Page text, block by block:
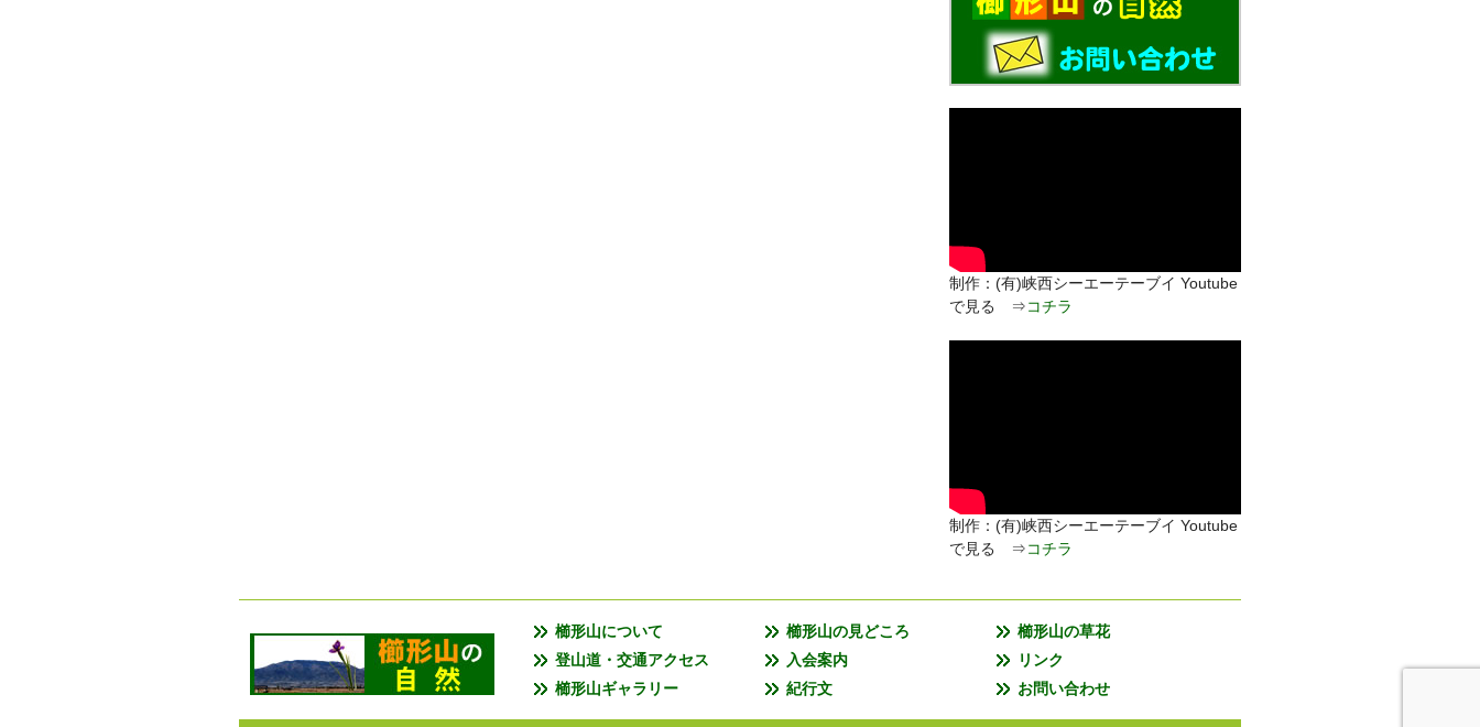
制作：(有)峡西シーエーテーブイ Youtube
で見る ⇒コチラ
制作：(有)峡西シーエーテーブイ Youtube
で見る ⇒コチラ
櫛形山について
登山道・交通アクセス
櫛形山ギャラリー
櫛形山の見どころ
入会案内
紀行文
櫛形山の草花
リンク
お問い合わせ